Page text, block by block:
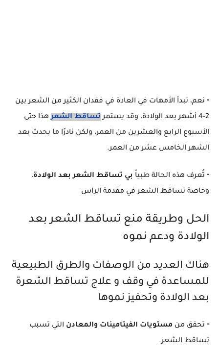
• نعم، تبدأ الأمهات في العادة في فقدان الكثير من الشعر بين
2-4 أشهر بعد الولادة، وقد يستمر
تساقط الشعرهذا حتى
الأسبوع الرابع والعشرين من العمر، ولكن نادرًا ما يحدث بعد
الشهر الخامس عشر من العمر.
• تُعرف هذه الحالة طبياً بي تساقط الشعر بعد الولادة،
وخاصة تساقط الشعر في مقدمة الراس
الحل وطريقة منع تساقط الشعر بعد
الولادة ودعم نموه
هناك العديد من الوصفات والطرق الطبيعية
للمساعدة في وقف و علاج تساقط الشعرة
بعد الولادة وتحفيز نموها
• تحقق من مستويات الفيتامينات والمعادن التي تسبب
تساقط الشعر.